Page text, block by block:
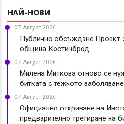
НАЙ-НОВИ
07 Август 2026
Публично обсъждане Проект
община Костинброд
07 Август 2026
Милена Миткова отново се
битката с тежкото заболяване
07 Август 2026
Официално откриване на
предварително третиране на